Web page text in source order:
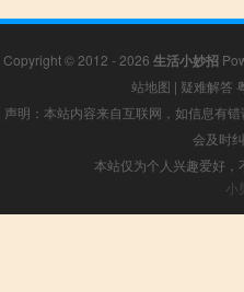
Copyright © 2012 - 2026 生活小妙招
站地图 | 疑难解答
声明：本站内容来自互联网，如信息有
会及时
本站仅为个人兴趣爱好
小